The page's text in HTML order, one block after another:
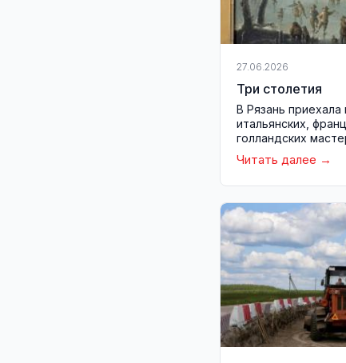
27.06.2026
Три столетия
В Рязань
итальянских,
голландских
Читать далее